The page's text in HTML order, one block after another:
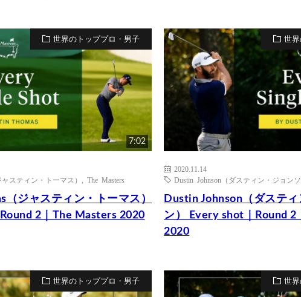
世界のトッププロ・男子
7:02
スティン・トーマス）
The Masters
（ジャスティン・トーマス）
2｜The Masters 2020
世
2020.11.14
Dustin Johnson（ダスティン・ジョンソ
Dustin Johnson（ダスティ
ン） Every shot｜Round
2020
世界のトッププロ・男子 世